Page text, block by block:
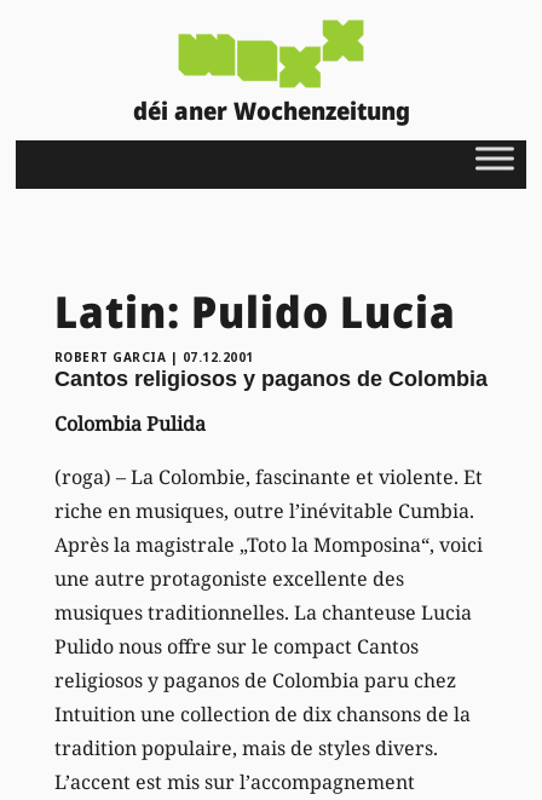
déi aner Wochenzeitung
Latin: Pulido Lucia
ROBERT GARCIA | 07.12.2001
Cantos religiosos y paganos de Colombia
Colombia Pulida
(roga) – La Colombie, fascinante et violente. Et
riche en musiques, outre l’inévitable Cumbia.
Après la magistrale „Toto la Momposina“, voici
une autre protagoniste excellente des
musiques traditionnelles. La chanteuse Lucia
Pulido nous offre sur le compact Cantos
religiosos y paganos de Colombia paru chez
Intuition une collection de dix chansons de la
tradition populaire, mais de styles divers.
L’accent est mis sur l’accompagnement